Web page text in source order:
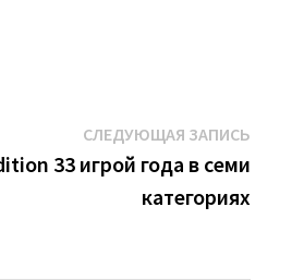
СЛЕДУЮЩАЯ ЗАПИСЬ
33 игрой года в семи
категориях